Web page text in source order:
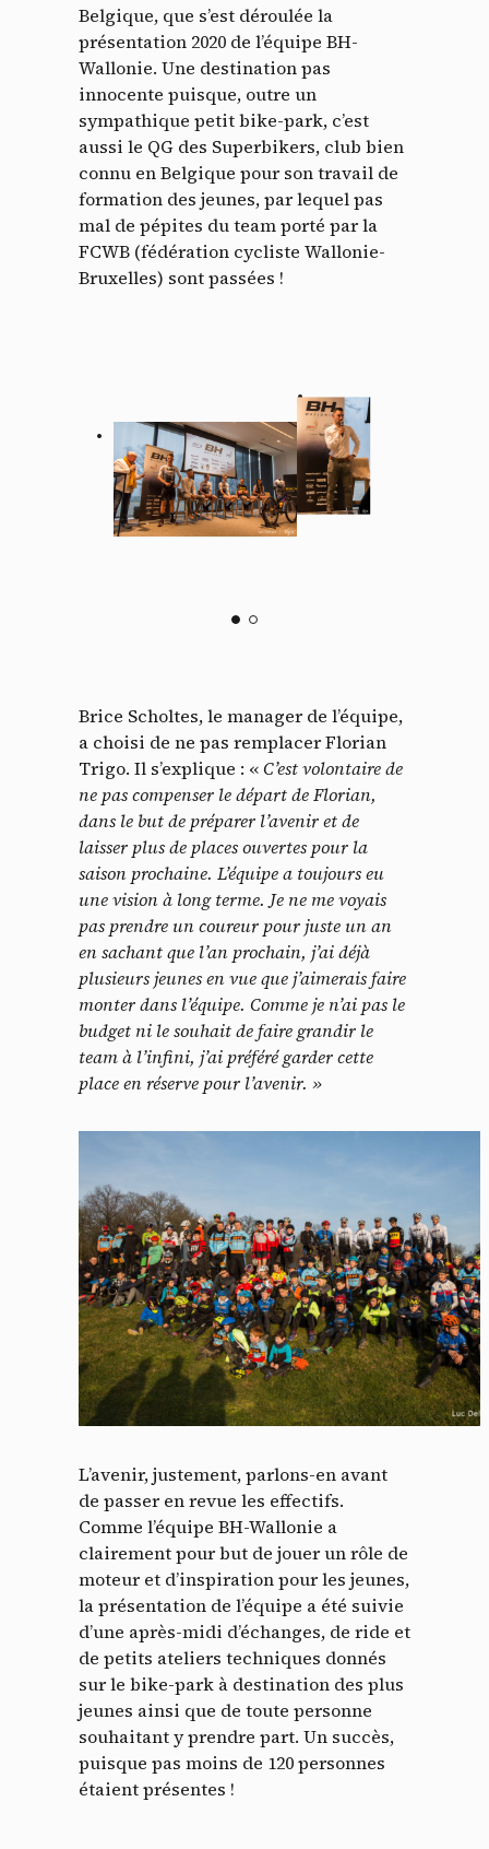
Belgique, que s’est déroulée la
présentation 2020 de l’équipe BH-
Wallonie. Une destination pas
innocente puisque, outre un
sympathique petit bike-park, c’est
aussi le QG des Superbikers, club bien
connu en Belgique pour son travail de
formation des jeunes, par lequel pas
mal de pépites du team porté par la
FCWB (fédération cycliste Wallonie-
Bruxelles) sont passées !
Brice Scholtes, le manager de l’équipe,
a choisi de ne pas remplacer Florian
Trigo. Il s’explique : «C’est volontaire de
ne pas compenser le départ de Florian,
dans le but de préparer l’avenir et de
laisser plus de places ouvertes pour la
saison prochaine. L’équipe a toujours eu
une vision à long terme. Je ne me voyais
pas prendre un coureur pour juste un an
en sachant que l’an prochain, j’ai déjà
plusieurs jeunes en vue que j’aimerais faire
monter dans l’équipe. Comme je n’ai pas le
budget ni le souhait de faire grandir le
team à l’infini, j’ai préféré garder cette
place en réserve pour l’avenir. »
L’avenir, justement, parlons-en avant
de passer en revue les effectifs.
Comme l’équipe BH-Wallonie a
clairement pour but de jouer un rôle de
moteur et d’inspiration pour les jeunes,
la présentation de l’équipe a été suivie
d’une après-midi d’échanges, de ride et
de petits ateliers techniques donnés
sur le bike-park à destination des plus
jeunes ainsi que de toute personne
souhaitant y prendre part. Un succès,
puisque pas moins de 120 personnes
étaient présentes !